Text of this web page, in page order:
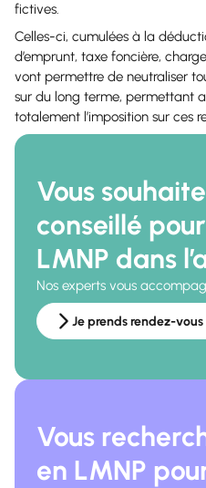
fictives.
Celles-ci, cumulées à la
d’emprunt, taxe foncière,
vont permettre de neutraliser
sur du long terme, permettant
totalement l’imposition sur ces
Vous
conseillé
LMNP dans
Nos experts vous
Je prends rendez-
Vous
en LMNP